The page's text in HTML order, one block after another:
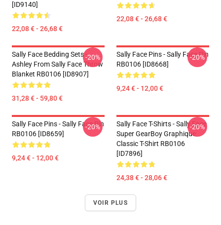
[ID9140]
22,08 € - 26,68 €
22,08 € - 26,68 €
Sally Face Bedding Sets -
Ashley From Sally Face Throw
Blanket RB0106 [ID8907]
31,28 € - 59,80 €
-20%
Sally Face Pins - Sally Face Pin
RB0106 [ID8668]
9,24 € - 12,00 €
-20%
Sally Face Pins - Sally Face Pin
RB0106 [ID8659]
9,24 € - 12,00 €
-20%
Sally Face T-Shirts - Sally Face
Super GearBoy Graphique
Classic T-Shirt RB0106
[ID7896]
24,38 € - 28,06 €
-20%
VOIR PLUS